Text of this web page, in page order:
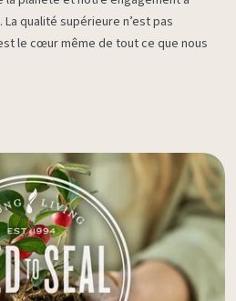
qualité supérieure n’est pas
le cœur même de tout ce que nous